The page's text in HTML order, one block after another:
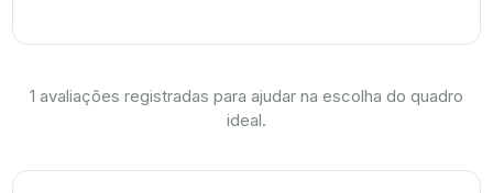
1 avaliações registradas para ajudar na escolha do quadro
ideal.